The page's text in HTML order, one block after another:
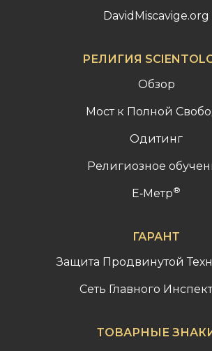
DavidMiscavige.org
РЕЛИГИЯ
Обзор
Мост к Полной
Одитинг
Религиозное
Е‑Метр®
ГАРАНТ
Защита Продвинутой
Сеть Главного
ТОВАРНЫЕ